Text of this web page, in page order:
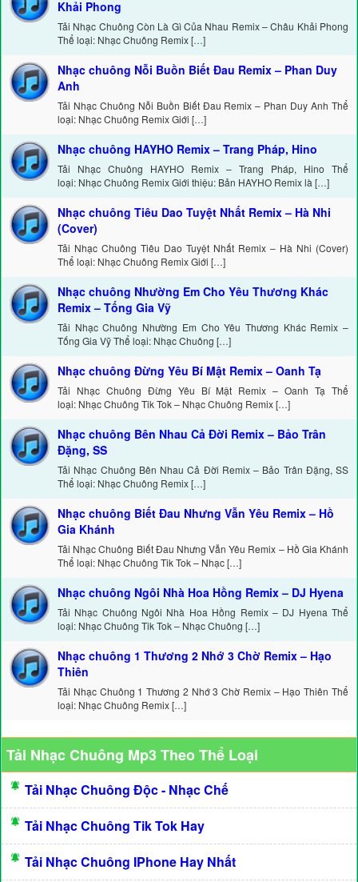
Khải Phong
Tải Nhạc Chuông Còn Là Gì Của Nhau Remix – Châu Khải Phong
Thể loại: Nhạc Chuông Remix […]
Nhạc chuông Nỗi Buồn Biết Đau Remix – Phan Duy
Anh
Tải Nhạc Chuông Nỗi Buồn Biết Đau Remix – Phan Duy Anh Thể
loại: Nhạc Chuông Remix Giới […]
Nhạc chuông HAYHO Remix – Trang Pháp, Hino
Tải Nhạc Chuông HAYHO Remix – Trang Pháp, Hino Thể
loại: Nhạc Chuông Remix Giới thiệu: Bản HAYHO Remix là […]
Nhạc chuông Tiêu Dao Tuyệt Nhất Remix – Hà Nhi
(Cover)
Tải Nhạc Chuông Tiêu Dao Tuyệt Nhất Remix – Hà Nhi (Cover)
Thể loại: Nhạc Chuông Remix Giới […]
Nhạc chuông Nhường Em Cho Yêu Thương Khác
Remix – Tống Gia Vỹ
Tải Nhạc Chuông Nhường Em Cho Yêu Thương Khác Remix –
Tống Gia Vỹ Thể loại: Nhạc Chuông […]
Nhạc chuông Đừng Yêu Bí Mật Remix – Oanh Tạ
Tải Nhạc Chuông Đừng Yêu Bí Mật Remix – Oanh Tạ Thể
loại: Nhạc Chuông Tik Tok – Nhạc Chuông Remix […]
Nhạc chuông Bên Nhau Cả Đời Remix – Bảo Trân
Đặng, SS
Tải Nhạc Chuông Bên Nhau Cả Đời Remix – Bảo Trân Đặng, SS
Thể loại: Nhạc Chuông Remix […]
Nhạc chuông Biết Đau Nhưng Vẫn Yêu Remix – Hồ
Gia Khánh
Tải Nhạc Chuông Biết Đau Nhưng Vẫn Yêu Remix – Hồ Gia Khánh
Thể loại: Nhạc Chuông Tik Tok – Nhạc […]
Nhạc chuông Ngôi Nhà Hoa Hồng Remix – DJ Hyena
Tải Nhạc Chuông Ngôi Nhà Hoa Hồng Remix – DJ Hyena Thể
loại: Nhạc Chuông Tik Tok – Nhạc Chuông […]
Nhạc chuông 1 Thương 2 Nhớ 3 Chờ Remix – Hạo
Thiên
Tải Nhạc Chuông 1 Thương 2 Nhớ 3 Chờ Remix – Hạo Thiên Thể
loại: Nhạc Chuông Remix […]
Tải Nhạc Chuông Mp3 Theo Thể Loại
Tải Nhạc Chuông Độc - Nhạc Chế
Tải Nhạc Chuông Tik Tok Hay
Tải Nhạc Chuông IPhone Hay Nhất